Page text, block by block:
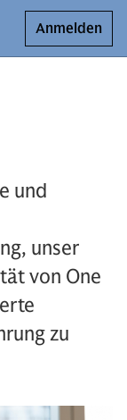
Anmelden
und
unser
von One
zu